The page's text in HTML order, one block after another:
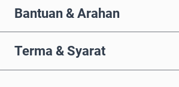
Bantuan & Arahan
Terma & Syarat